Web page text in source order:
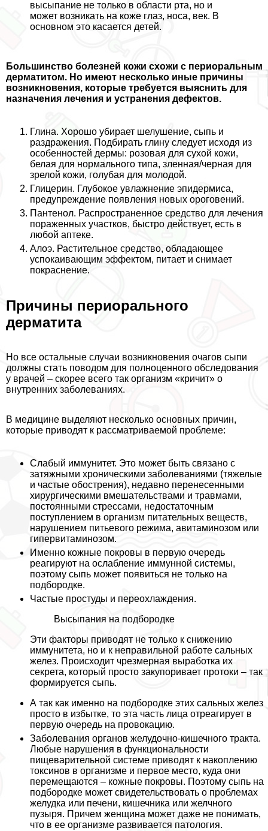
высыпание не только в области рта, но и
может возникать на коже глаз, носа, век. В
основном это касается детей.
Большинство болезней кожи схожи с периopaльным
дерматитом. Но имеют несколько иные причины
возникновения, которые требуется выяснить для
назначения лечения и устранения дефектов.
Глина. Хорошо убирает шелушение, сыпь и
раздражения. Подбирать глину следует исходя из
особенностей дермы: розовая для сухой кожи,
белая для нормального типа, зленная/черная для
зрелой кожи, гoлyбая для молодой.
Глицерин. Глубокое увлажнение эпидермиса,
предупреждение появления новых ороговений.
Пантенол. Распространенное средство для лечения
пораженных участков, быстро действует, есть в
любой аптеке.
Алоэ. Растительное средство, обладающее
успокаивающим эффектом, питает и снимает
покраснение.
Причины периopaльного
дерматита
Но все остальные случаи возникновения очагов сыпи
должны стать поводом для полноценного обследования
у врачей – скорее всего так организм «кричит» о
внутренних заболеваниях.
В медицине выделяют несколько основных причин,
которые приводят к рассматриваемой проблеме:
Слабый иммунитет. Это может быть связано с
затяжными хроническими заболеваниями (тяжелые
и частые обострения), недавно перенесенными
хирургическими вмешательствами и травмами,
постоянными стрессами, недостаточным
поступлением в организм питательных веществ,
нарушением питьевого режима, авитаминозом или
гипервитаминозом.
Именно кожные покровы в первую очередь
реагируют на ослабление иммунной системы,
поэтому сыпь может появиться не только на
подбородке.
Частые простуды и переохлаждения.
Высыпания на подбородке
Эти факторы приводят не только к снижению
иммунитета, но и к неправильной работе сальных
желез. Происходит чрезмерная выработка их
секрета, который просто закупоривает протоки – так
формируется сыпь.
А так как именно на подбородке этих сальных желез
просто в избытке, то эта часть лица отреагирует в
первую очередь на провокацию.
Заболевания органов желудочно-кишечного тpaкта.
Любые нарушения в функциональности
пищеварительной системе приводят к накоплению
токсинов в организме и первое место, куда они
перемещаются – кожные покровы. Поэтому сыпь на
подбородке может свидетельствовать о проблемах
желудка или печени, кишечника или желчного
пузыря. Причем женщина может даже не понимать,
что в ее организме развивается патология.